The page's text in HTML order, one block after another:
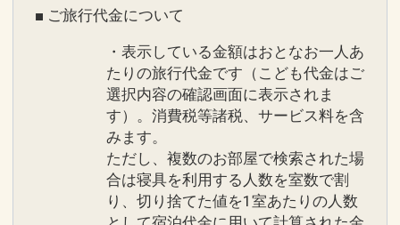
【４】金婚式、銀婚式
【５】定年退職
【６】還暦、古希、喜寿、傘寿、米寿、
卒寿、白寿
例えば、ハネムーン／挙式のお客様へ
・対象のお客様にオリジナルフォトフレ
ームをご用意
・ご到着時お部屋にホテルオリジナルギ
３８５※詳細は公式HPよりご確認くだ
ホテルシギラミラージュ ホテルからのお
もてなし１
●シギラ黄金温泉、シギラベイカントリ
ークラブ宿泊者割引にてご利用可能
■ ご旅行代金について
・表示している金額はおとなお一人あ
たりの旅行代金です（こども代金はご
選択内容の確認画面に表示されま
す）。消費税等諸税、サービス料を含
みます。
ただし、複数のお部屋で検索された場
合は寝具を利用する人数を室数で割
り、切り捨てた値を1室あたりの人数